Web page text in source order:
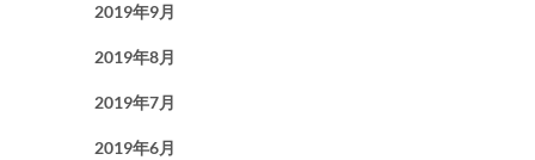
2019年9月
2019年8月
2019年7月
2019年6月